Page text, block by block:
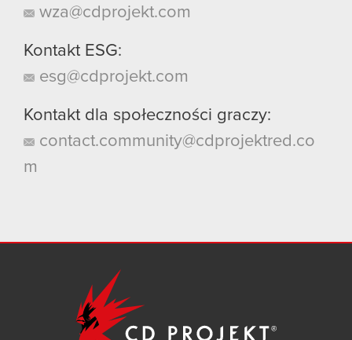
wza@cdprojekt.com
Kontakt ESG:
esg@cdprojekt.com
Kontakt dla społeczności graczy:
contact.community@cdprojektred.co
m